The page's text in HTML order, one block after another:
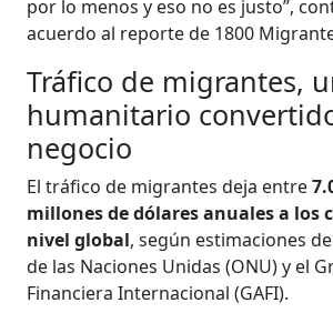
por lo menos y eso no es justo”,
acuerdo al reporte de 1800
Tráfico de migrantes,
humanitario
negocio
El tráfico de migrantes deja entre
millones de dólares anuales a los
nivel global, según estimaciones
de las Naciones Unidas (ONU) y el
Financiera Internacional (GAFI).